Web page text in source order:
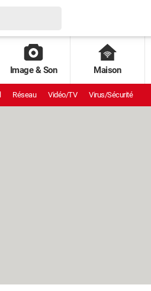
Image & Son Maison
Réseau Vidéo/TV Virus/Sécurité